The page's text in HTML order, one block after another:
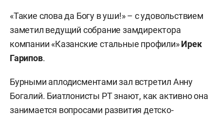
«Такие слова да Богу в уши!» – с удовольствием
заметил ведущий собрание замдиректора
компании «Казанские стальные профили»Ирек
Гарипов.
Бурными аплодисментами зал встретил Анну
Богалий. Биатлонисты РТ знают, как активно она
занимается вопросами развития детско-